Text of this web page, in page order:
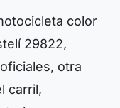
color
29822,
otra
carril,